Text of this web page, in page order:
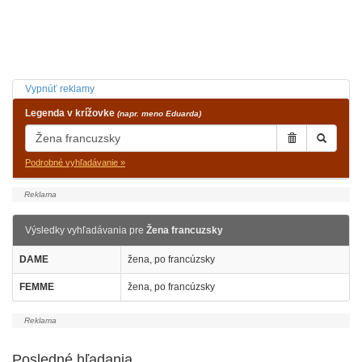
Vypnúť reklamy
Legenda v krížovke (napr. meno Eduarda)
Podrobné vyhľadávanie »
Výsledky vyhľadávania pre Žena francuzsky
DAME žena, po francúzsky
FEMME žena, po francúzsky